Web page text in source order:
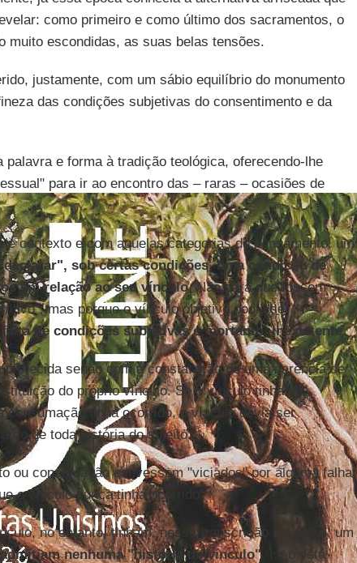
como primeiro e como último dos sacramentos, o
muito escondidas, as suas belas tensões.
justamente, com um sábio equilíbrio do monumento
das condições subjetivas do consentimento e da
palavra e forma à tradição teológica, oferecendo-lhe
para ir ao encontro das – raras – ocasiões de
contexto e com aquelas categorias de pensamento, um
sob certas condições, uma condição de
em relação ao seu vínculo. Não para que fossem
mas porque o vínculo objetivo podia ser
falta de condições subjetivas e, portanto, inexistente.
senão com a constatação de uma carência de
do próprio vínculo. Se o vínculo tinha se
consumação tinha ocorrido, o vínculo devia ser
de toda história do sujeito.
ou consumação estivessem "viciados" por alguma falha,
o vínculo nunca tinha ocorrido.
no entanto, tinham, nessa transcrição medieval, um
nenhuma "história do vínculo" . Isso está